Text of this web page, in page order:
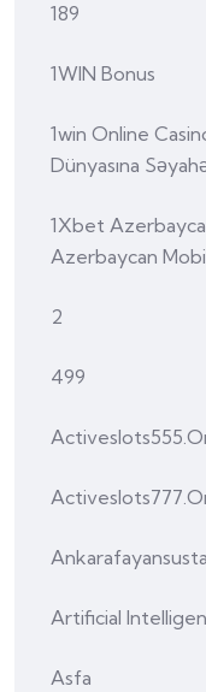
189
1WIN Bonus
1win Online
Dünyasına
1Xbet
Azerbaycan
2
499
Artificial
Asfa